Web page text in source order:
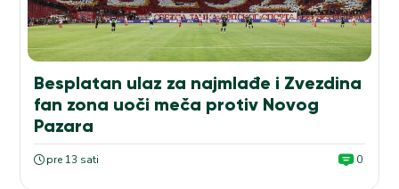
Besplatan ulaz za najmlađe i Zvezdina
fan zona uoči meča protiv Novog
Pazara
pre 13 sati 0